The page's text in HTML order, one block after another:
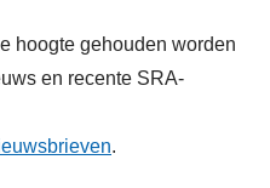
hoogte gehouden worden
en recente SRA-
.